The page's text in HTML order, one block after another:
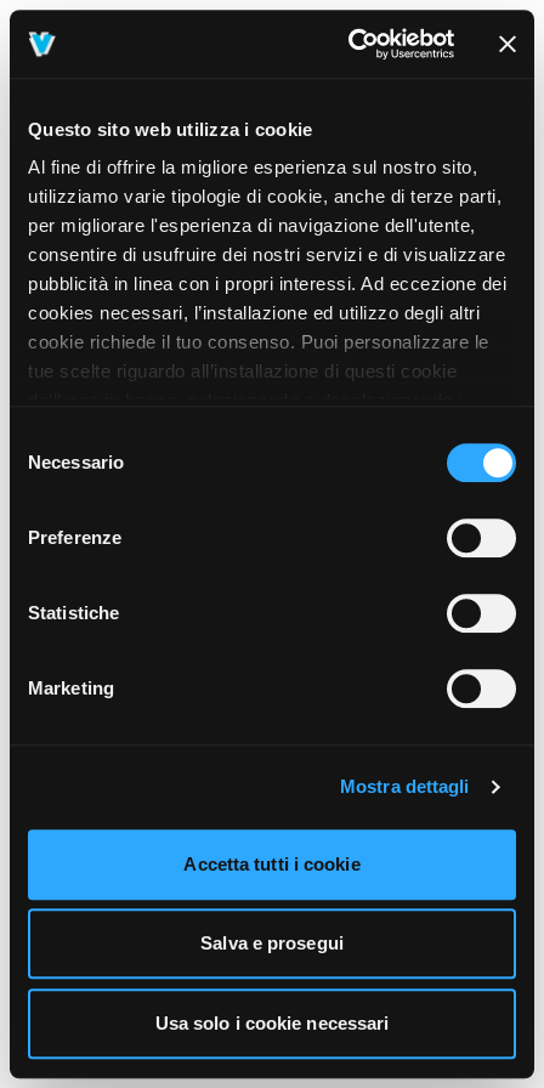
Questo sito web utilizza i cookie
Al fine di offrire la migliore esperienza sul nostro sito,
utilizziamo varie tipologie di cookie, anche di terze parti,
per migliorare l'esperienza di navigazione dell'utente,
consentire di usufruire dei nostri servizi e di visualizzare
pubblicità in linea con i propri interessi. Ad eccezione dei
cookies necessari, l’installazione ed utilizzo degli altri
cookie richiede il tuo consenso. Puoi personalizzare le
tue scelte riguardo all’installazione di questi cookie
prosegui” o decidere di accettare tutti i cookie, cliccando
sul pulsante “Accetta tutti i cookie”. Cliccando sul tasto
unicamente i cookie necessari alla navigazione. Per
funzionamento, puoi prendere visione dell’informativa
cliccando qui.
delNecessario
Preferenze
Statistiche
Marketing
Mostra dettagli
Accetta tutti i cookie
Salva e prosegui
Usa solo i cookie necessari
404